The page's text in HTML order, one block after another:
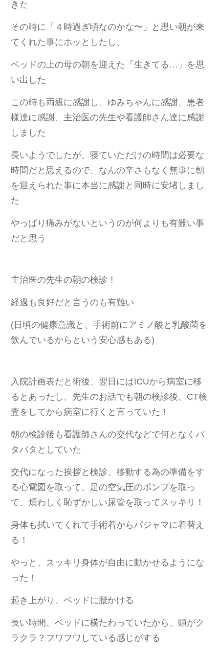
きた
その時に「４時過ぎ頃なのかな〜」と思い朝が来
てくれた事にホッとしたし、
ベッドの上の母の朝を迎えた「生きてる…」を思
い出した
この時も両親に感謝し、ゆみちゃんに感謝、患者
様達に感謝、主治医の先生や看護師さん達に感謝
しました
長いようでしたが、寝ていただけの時間は必要な
時間だと思えるので、なんの辛さもなく無事に朝
を迎えられた事に本当に感謝と同時に安堵しまし
た
やっぱり痛みがないというのが何よりも有難い事
だと思う
主治医の先生の朝の検診！
経過も良好だと言うのも有難い
(日頃の健康意識と、手術前にアミノ酸と乳酸菌を
飲んでいるからという安心感もある)
入院計画表だと術後、翌日にはICUから病室に移
るとあったし、先生のお話でも朝の検診後、CT検
査をしてから病室に行くと言っていた！
朝の検診後も看護師さんの交代などで何となくバ
タバタとしていた
交代になった挨拶と検診、移動する為の準備をす
る心電図を取って、足の空気圧のポンプを取っ
て、煩わしく恥ずかしい尿管を取ってスッキリ！
身体も拭いてくれて手術着からパジャマに着替え
る！
やっと、スッキリ身体が自由に動かせるようにな
った！
起き上がり、ベッドに腰かける
長い時間、ベッドに横たわっていたから、頭がク
ラクラ？フワフワしている感じがする